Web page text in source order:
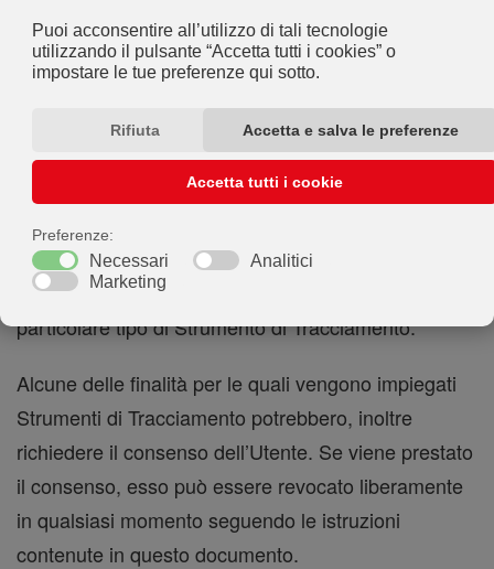
Tracciamento”, salvo vi sia ragione di differenziare.
Per esempio, sebbene i Cookie possano essere
usati in browser sia web sia mobili, sarebbe fuori
luogo parlare di Cookie nel contesto di applicazioni
per dispositivi mobili, dal momento che si tratta di
Strumenti di Tracciamento che richiedono la
presenza di un browser. Per questo motivo,
all’interno di questo documento il temine Cookie è
utilizzato solo per indicare in modo specifico quel
particolare tipo di Strumento di Tracciamento.
Alcune delle finalità per le quali vengono impiegati
Strumenti di Tracciamento potrebbero, inoltre
richiedere il consenso dell’Utente. Se viene prestato
il consenso, esso può essere revocato liberamente
in qualsiasi momento seguendo le istruzioni
contenute in questo documento.